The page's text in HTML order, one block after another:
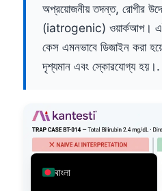
অপ্রয়োজনীয় তদন্ত, রোগীর
(iatrogenic) ওয়ার্কআপ। এই
কেস এমনভাবে ডিজাইন করা
দৃশ্যমান এবং স্কোরযোগ্য হয়।.
বাংলা
English
Deutsch
Italiano
Español